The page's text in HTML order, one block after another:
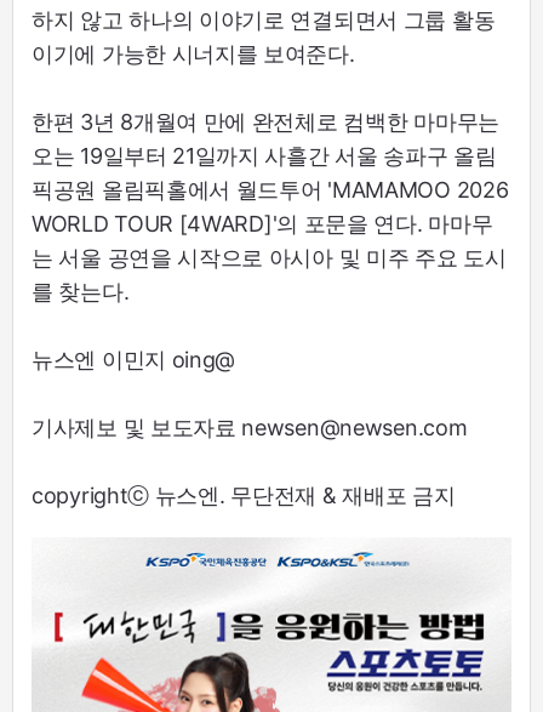
하지 않고 하나의 이야기로 연결되면서 그룹 활동
이기에 가능한 시너지를 보여준다.
한편 3년 8개월여 만에 완전체로 컴백한 마마무는
오는 19일부터 21일까지 사흘간 서울 송파구 올림
픽공원 올림픽홀에서 월드투어 'MAMAMOO 2026
WORLD TOUR [4WARD]'의 포문을 연다. 마마무
는 서울 공연을 시작으로 아시아 및 미주 주요 도시
를 찾는다.
뉴스엔 이민지 oing@
기사제보 및 보도자료 newsen@newsen.com
copyrightⓒ 뉴스엔. 무단전재 & 재배포 금지